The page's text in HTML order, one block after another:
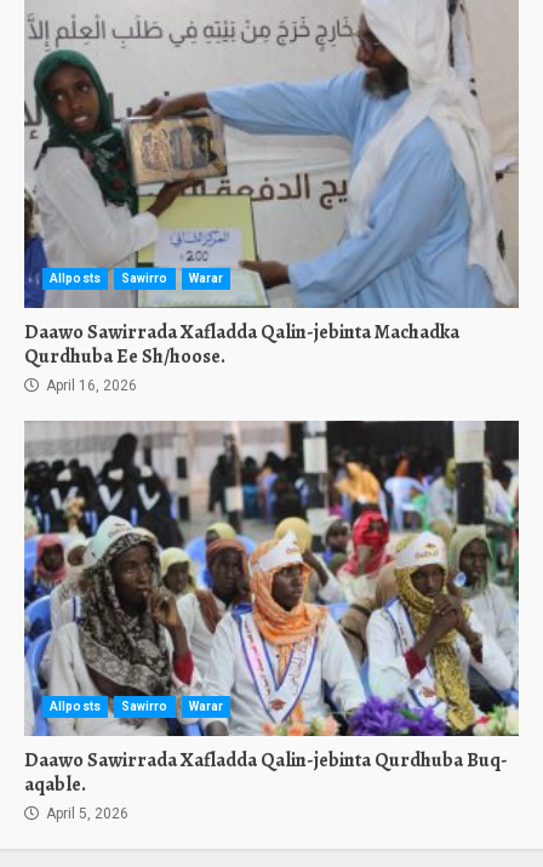
Allposts Sawirro Warar
Daawo Sawirrada Xafladda Qalin-jebinta Machadka
Qurdhuba Ee Sh/hoose.
April 16, 2026
Allposts Sawirro Warar
Daawo Sawirrada Xafladda Qalin-jebinta Qurdhuba Buq-
aqable.
April 5, 2026